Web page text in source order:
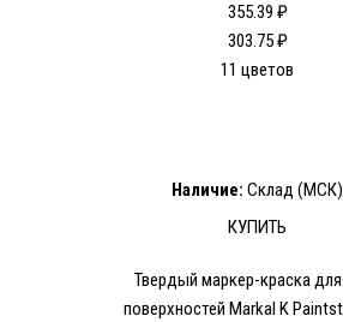
355.39 ₽
303.75 ₽
11 цветов
Наличие: Склад (МСК)
КУПИТЬ
Твердый маркер-краска для
поверхностей Markal K